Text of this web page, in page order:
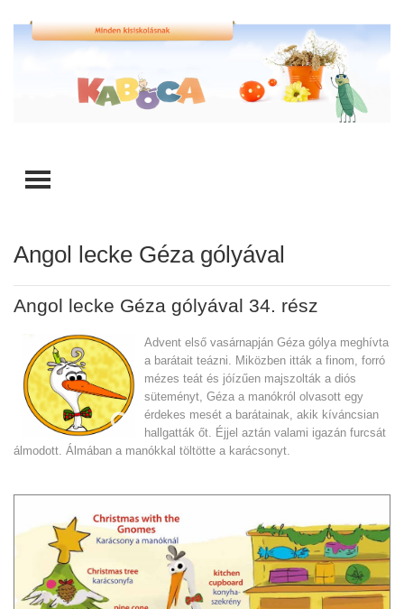
TOGGLE MENU
Angol lecke Géza gólyával
Angol lecke Géza gólyával 34. rész
Advent első vasárnapján Géza gólya meghívta
a barátait teázni. Miközben itták a finom, forró
mézes teát és jóízűen majszolták a diós
süteményt, Géza a manókról olvasott egy
érdekes mesét a barátainak, akik kíváncsian
hallgatták őt. Éjjel aztán valami igazán furcsát
álmodott. Álmában a manókkal töltötte a karácsonyt.